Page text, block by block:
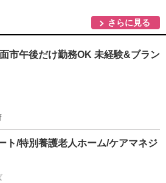
さらに見る
市午後だけ勤務OK 未経験&ブラン
ト/特別養護老人ホーム/ケアマネジ